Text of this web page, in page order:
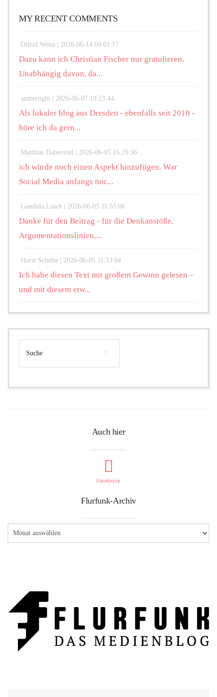
MY RECENT COMMENTS
Otfrid Weiss | 2026-06-14 04:01:17
Dazu kann ich Christian Fischer nur gratulieren.
Unabhängig davon, da...
amberlight | 2026-06-07 19:23:44
Als lokaler blog aus Dresden - ebenfalls seit 2010 -
höre ich da gern...
Matthias Daberstiel | 2026-06-05 16:29:36
ich würde noch einen Aspekt hinzufügen. War
Social Media anfangs noc...
Gundula Lasch | 2026-06-05 11:55:06
Danke für den Beitrag - für die Denkanstöße,
Argumentationslinien,...
Horst Schulte | 2026-06-05 11:53:04
Ich habe diesen Text mit großem Gewinn gelesen –
und mit diesem etw...
Auch hier
Facebook
Flurfunk-Archiv